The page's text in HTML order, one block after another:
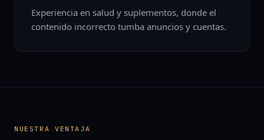
Experiencia en salud y suplementos, donde el
contenido incorrecto tumba anuncios y cuentas.
NUESTRA VENTAJA